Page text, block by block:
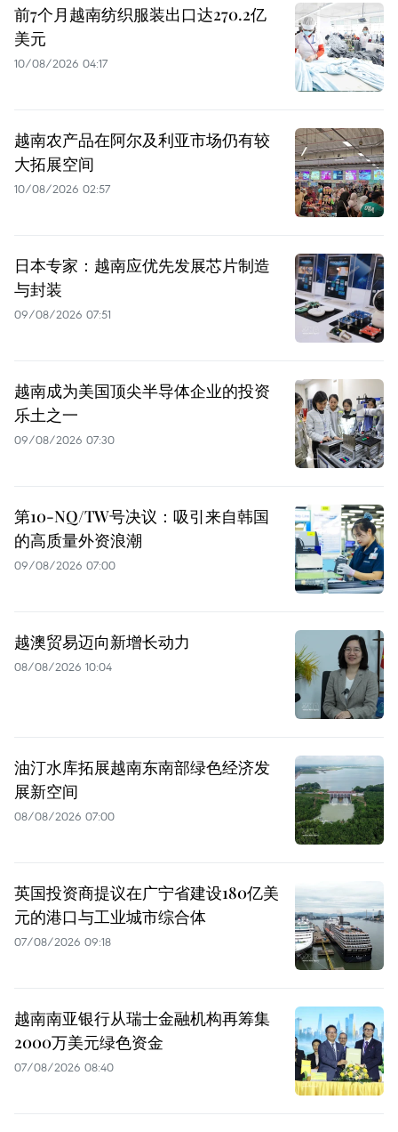
前7个月越南纺织服装出口达270.2亿
美元
10/08/2026 04:17
越南农产品在阿尔及利亚市场仍有较
大拓展空间
10/08/2026 02:57
日本专家：越南应优先发展芯片制造
与封装
09/08/2026 07:51
越南成为美国顶尖半导体企业的投资
乐土之一
09/08/2026 07:30
第10-NQ/TW号决议：吸引来自韩国
的高质量外资浪潮
09/08/2026 07:00
越澳贸易迈向新增长动力
08/08/2026 10:04
油汀水库拓展越南东南部绿色经济发
展新空间
08/08/2026 07:00
英国投资商提议在广宁省建设180亿美
元的港口与工业城市综合体
07/08/2026 09:18
越南南亚银行从瑞士金融机构再筹集
2000万美元绿色资金
07/08/2026 08:40